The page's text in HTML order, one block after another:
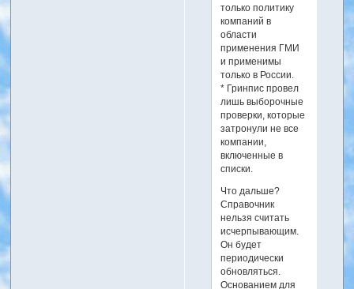
только политику
компаний в
области
применения ГМИ
и применимы
только в России.
* Гринпис провел
лишь выборочные
проверки, которые
затронули не все
компании,
включенные в
списки.
Что дальше?
Справочник
нельзя считать
исчерпывающим.
Он будет
периодически
обновляться.
Основанием для